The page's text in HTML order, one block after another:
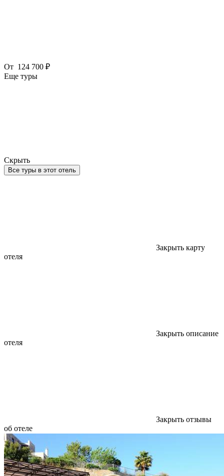
От 124 700 ₽
Еще туры
Скрыть
Все туры в этот отель
Закрыть карту
отеля
Закрыть описание
отеля
Закрыть отзывы
об отеле